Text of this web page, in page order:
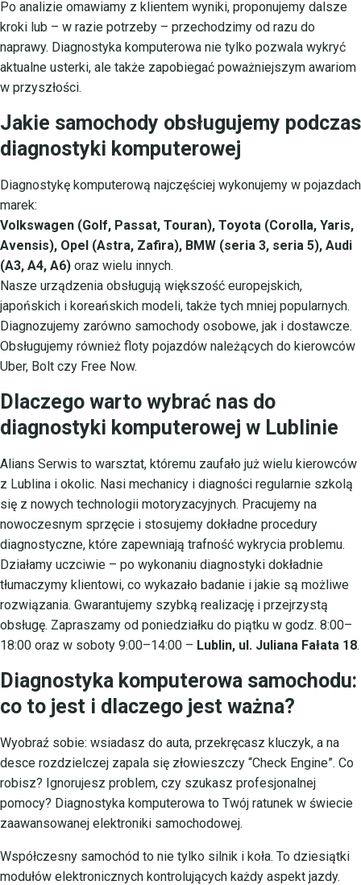
Po analizie omawiamy z klientem wyniki, proponujemy dalsze
kroki lub – w razie potrzeby – przechodzimy od razu do
naprawy. Diagnostyka komputerowa nie tylko pozwala wykryć
aktualne usterki, ale także zapobiegać poważniejszym awariom
w przyszłości.
Jakie samochody obsługujemy podczas
diagnostyki komputerowej
Diagnostykę komputerową najczęściej wykonujemy w pojazdach
marek:
Volkswagen (Golf, Passat, Touran), Toyota (Corolla, Yaris,
Avensis), Opel (Astra, Zafira), BMW (seria 3, seria 5), Audi
(A3, A4, A6) oraz wielu innych.
Nasze urządzenia obsługują większość europejskich,
japońskich i koreańskich modeli, także tych mniej popularnych.
Diagnozujemy zarówno samochody osobowe, jak i dostawcze.
Obsługujemy również floty pojazdów należących do kierowców
Uber, Bolt czy Free Now.
Dlaczego warto wybrać nas do
diagnostyki komputerowej w Lublinie
Alians Serwis to warsztat, któremu zaufało już wielu kierowców
z Lublina i okolic. Nasi mechanicy i diagności regularnie szkolą
się z nowych technologii motoryzacyjnych. Pracujemy na
nowoczesnym sprzęcie i stosujemy dokładne procedury
diagnostyczne, które zapewniają trafność wykrycia problemu.
Działamy uczciwie – po wykonaniu diagnostyki dokładnie
tłumaczymy klientowi, co wykazało badanie i jakie są możliwe
rozwiązania. Gwarantujemy szybką realizację i przejrzystą
obsługę. Zapraszamy od poniedziałku do piątku w godz. 8:00–
18:00 oraz w soboty 9:00–14:00 – Lublin, ul. Juliana Fałata 18.
Diagnostyka komputerowa samochodu:
co to jest i dlaczego jest ważna?
Wyobraź sobie: wsiadasz do auta, przekręcasz kluczyk, a na
desce rozdzielczej zapala się złowieszczy “Check Engine”. Co
robisz? Ignorujesz problem, czy szukasz profesjonalnej
pomocy? Diagnostyka komputerowa to Twój ratunek w świecie
zaawansowanej elektroniki samochodowej.
Współczesny samochód to nie tylko silnik i koła. To dziesiątki
modułów elektronicznych kontrolujących każdy aspekt jazdy.